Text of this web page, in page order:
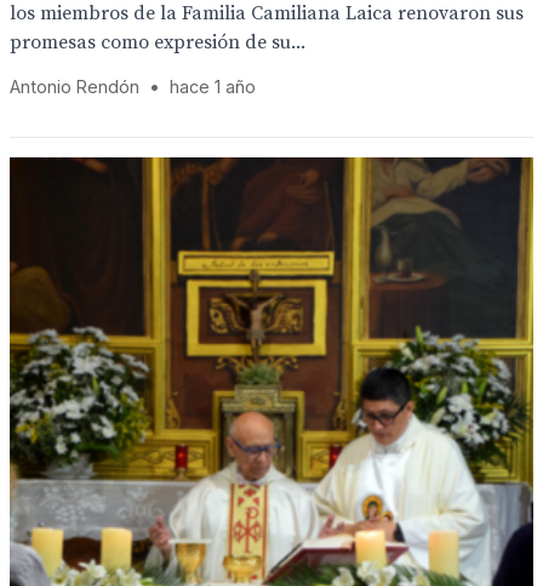
los miembros de la Familia Camiliana Laica renovaron sus
promesas como expresión de su...
Antonio Rendón • hace 1 año